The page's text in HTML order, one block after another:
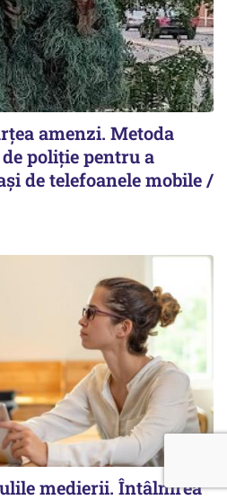
amenzi. Metoda
poliție pentru a
de telefoanele mobile /
medierii. Întâlnirea